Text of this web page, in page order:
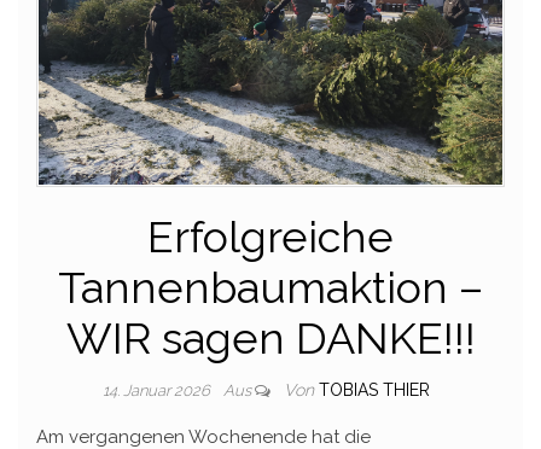
Erfolgreiche
Tannenbaumaktion –
WIR sagen DANKE!!!
14. Januar 2026 Aus Von TOBIAS THIER
Am vergangenen Wochenende hat die